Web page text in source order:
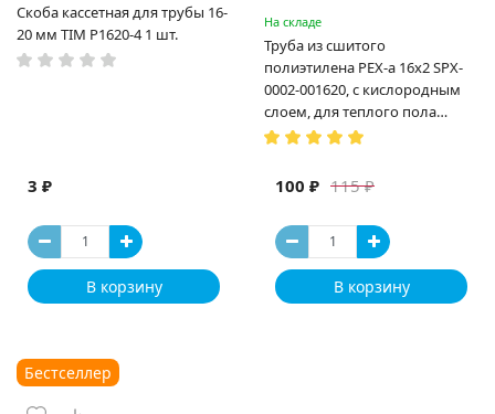
Скоба кассетная для трубы 16-
20 мм TIM P1620-4 1 шт.
3 ₽
В корзину
На складе
Труба из сшитого
полиэтилена PEX-a 16х2 SPX-
0002-001620, с кислородным
слоем, для теплого пола
(Испания)
115 ₽
100 ₽
В корзину
Бестселлер